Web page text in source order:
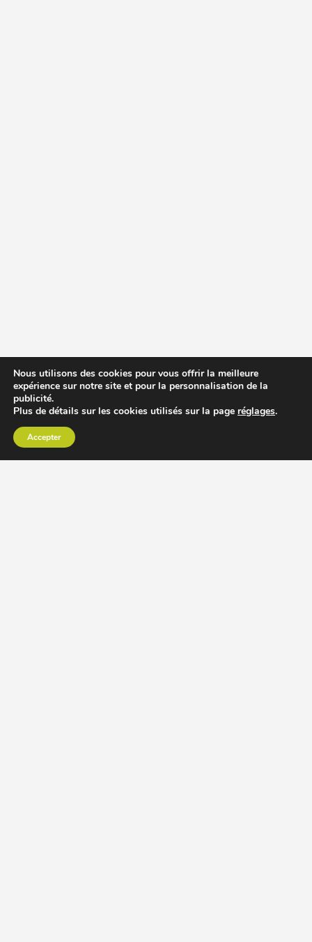
Nous utilisons des cookies pour vous offrir la meilleure
expérience sur notre site et pour la personnalisation de la
publicité.
Plus de détails sur les cookies utilisés sur la page réglages.
Accepter